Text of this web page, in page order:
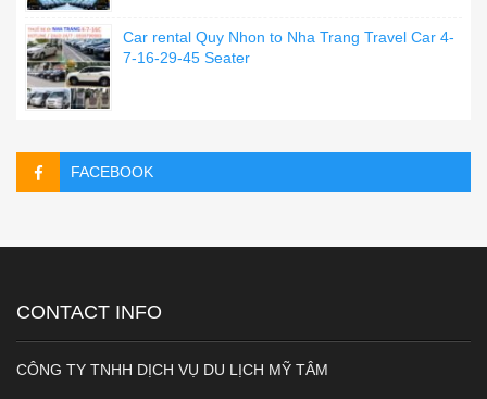
Car rental Quy Nhon to Nha Trang Travel Car 4-
7-16-29-45 Seater
FACEBOOK
CONTACT INFO
CÔNG TY TNHH DỊCH VỤ DU LỊCH MỸ TÂM